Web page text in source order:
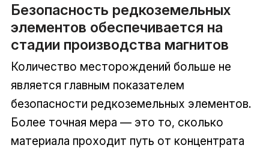
Безопасность редкоземельных
элементов обеспечивается на
стадии производства магнитов
Количество месторождений больше не
является главным показателем
безопасности редкоземельных элементов.
Более точная мера — это то, сколько
материала проходит путь от концентрата